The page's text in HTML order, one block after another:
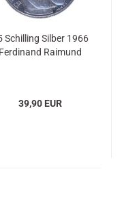
Schilling Silber 1966
Ferdinand Raimund
39,90 EUR